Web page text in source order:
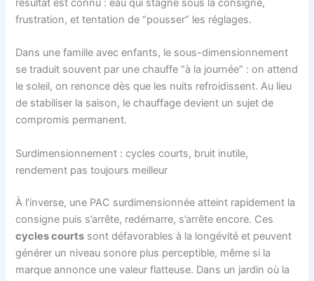
résultat est connu : eau qui stagne sous la consigne,
frustration, et tentation de “pousser” les réglages.
Dans une famille avec enfants, le sous-dimensionnement
se traduit souvent par une chauffe “à la journée” : on attend
le soleil, on renonce dès que les nuits refroidissent. Au lieu
de stabiliser la saison, le chauffage devient un sujet de
compromis permanent.
Surdimensionnement : cycles courts, bruit inutile,
rendement pas toujours meilleur
À l’inverse, une PAC surdimensionnée atteint rapidement la
consigne puis s’arrête, redémarre, s’arrête encore. Ces
cycles courts sont défavorables à la longévité et peuvent
générer un niveau sonore plus perceptible, même si la
marque annonce une valeur flatteuse. Dans un jardin où la